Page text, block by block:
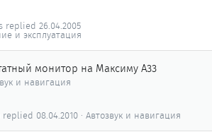
и эксплуатация
26.04.2005
монитор на Максиму А33
и навигация
Автозвук и навигация
08.04.2010